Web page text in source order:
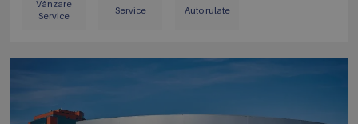
Vânzare
Service
Service Auto rulate